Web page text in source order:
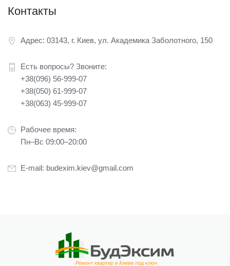
Контакты
Адрес: 03143, г. Киев, ул. Академика Заболотного, 150
Есть вопросы? Звоните:
+38(096) 56-999-07
+38(050) 61-999-07
+38(063) 45-999-07
Рабочее время:
Пн–Вс 09:00–20:00
E-mail: budexim.kiev@gmail.com